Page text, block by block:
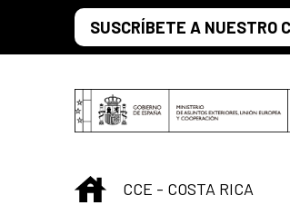
Saltar al contenido principal
SUSCRÍBETE A NUESTRO
INICIO
CCE - COSTA RICA